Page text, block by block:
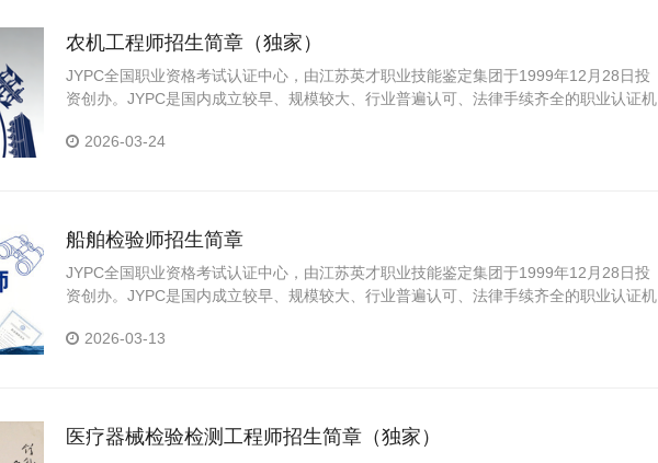
农机工程师招生简章（独家）
JYPC全国职业资格考试认证中心，由江苏英才职业技能鉴定集团于1999年12月28日投
资创办。JYPC是国内成立较早、规模较大、行业普遍认可、法律手续齐全的职业认证机
2026-03-24
船舶检验师招生简章
JYPC全国职业资格考试认证中心，由江苏英才职业技能鉴定集团于1999年12月28日投
资创办。JYPC是国内成立较早、规模较大、行业普遍认可、法律手续齐全的职业认证机
2026-03-13
医疗器械检验检测工程师招生简章（独家）